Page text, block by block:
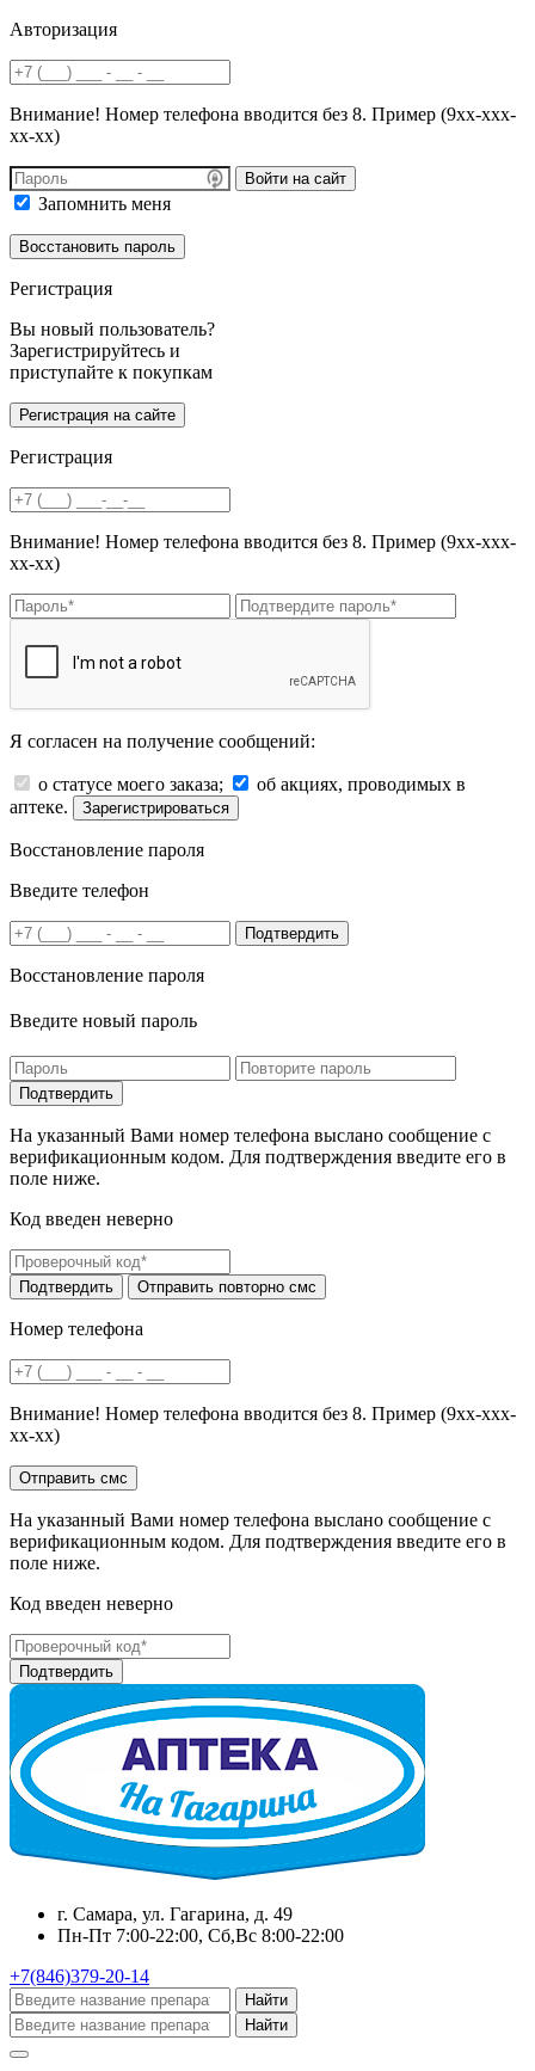
Авторизация
Внимание! Номер телефона вводится без 8. Пример (9хх-ххх-
хх-хх)
Войти на сайт
Запомнить меня
Регистрация
Вы новый пользователь?
Зарегистрируйтесь и
приступайте к покупкам
Регистрация
Внимание! Номер телефона вводится без 8. Пример (9хх-ххх-
хх-хх)
Я согласен на получение сообщений:
о статусе моего заказа;
об акциях, проводимых в
аптеке.
Зарегистрироваться
Восстановление пароля
Введите телефон
Подтвердить
Восстановление пароля
Введите новый пароль
На указанный Вами номер телефона выслано сообщение с
верификационным кодом. Для подтверждения введите его в
поле ниже.
Код введен неверно
Номер телефона
Внимание! Номер телефона вводится без 8. Пример (9хх-ххх-
хх-хх)
На указанный Вами номер телефона выслано сообщение с
верификационным кодом. Для подтверждения введите его в
поле ниже.
Код введен неверно
г. Самара, ул. Гагарина, д. 49
Пн-Пт 7:00-22:00, Сб,Вс 8:00-22:00
+7(846)379-20-14
Найти
Найти